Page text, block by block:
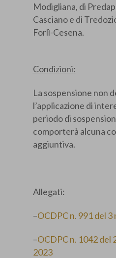
Modigliana, di
Casciano e di
Forlì-Cesena.
Condizioni:
La sospensione non
l’applicazione di
periodo di
comporterà alcuna
aggiuntiva.
Allegati:
–OCDPC n. 991 del 3
–OCDPC n. 1042 del
2023